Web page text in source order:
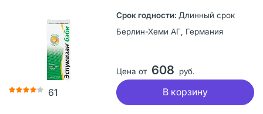
61
Длинный срок
Берлин-Хеми АГ, Германия
Цена от 608 руб.
В корзину